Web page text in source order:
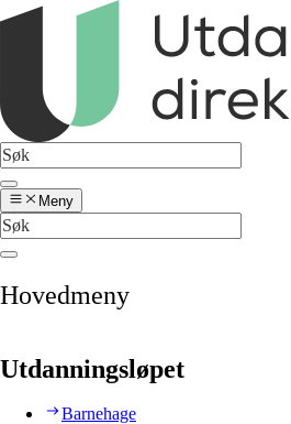
Meny
Hovedmeny
Utdanningsløpet
Barnehage